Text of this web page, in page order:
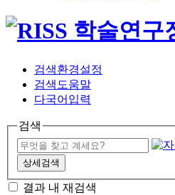
검색환경설정
검색도움말
다국어입력
검색
상세검색
결과 내 재검색